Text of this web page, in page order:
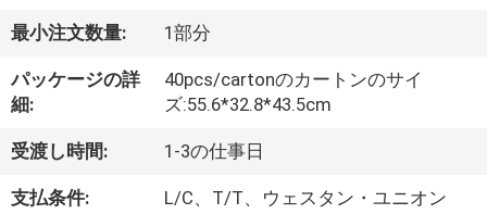
達
に
つ
い
て
最小注文数量: 1部分
パッケージの詳
細:
40pcs/cartonのカートンのサイ
ズ:55.6*32.8*43.5cm
受渡し時間: 1-3の仕事日
支払条件: L/C、T/T、ウェスタン・ユニオン